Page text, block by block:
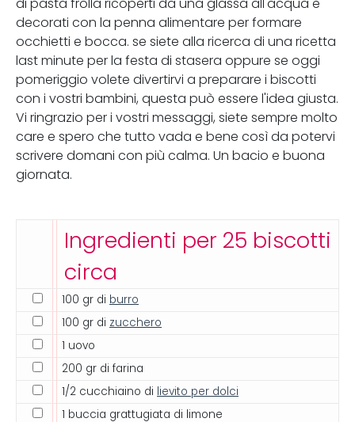
di pasta frolla ricoperti da una glassa all'acqua e
decorati con la penna alimentare per formare
occhietti e bocca. se siete alla ricerca di una ricetta
last minute per la festa di stasera oppure se oggi
pomeriggio volete divertirvi a preparare i biscotti
con i vostri bambini, questa può essere l'idea giusta.
Vi ringrazio per i vostri messaggi, siete sempre molto
care e spero che tutto vada e bene così da potervi
scrivere domani con più calma. Un bacio e buona
giornata.
Ingredienti per 25 biscotti
circa
100 gr di burro
100 gr di zucchero
1 uovo
200 gr di farina
1/2 cucchiaino di lievito per dolci
1 buccia grattugiata di limone